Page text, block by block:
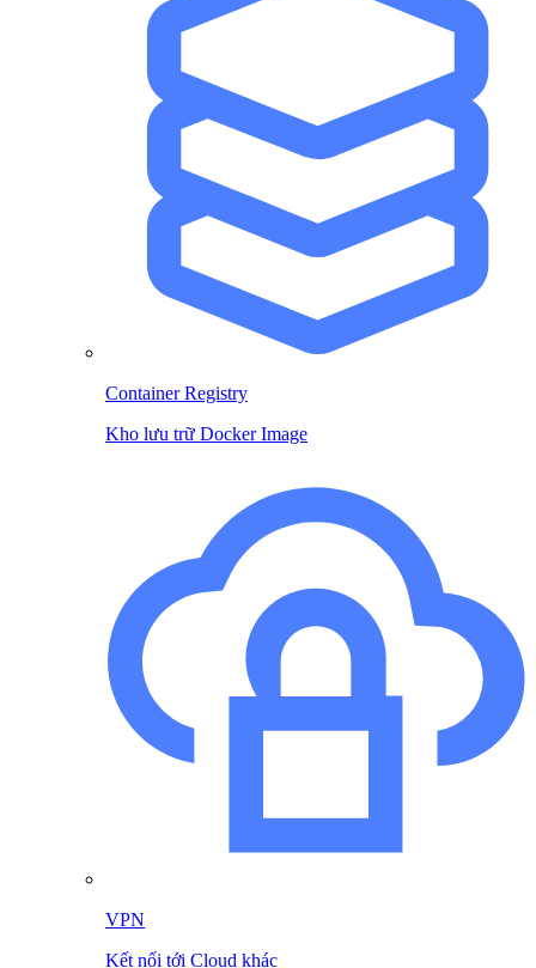
Container Registry
Kho lưu trữ Docker Image
VPN
Kết nối tới Cloud khác